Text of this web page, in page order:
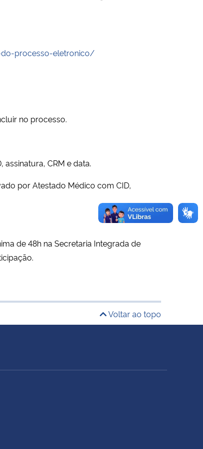
processo-eletronico/
no processo.
CRM e data.
por Atestado Médico com CID,
de 48h na Secretaria Integrada de
Voltar ao topo